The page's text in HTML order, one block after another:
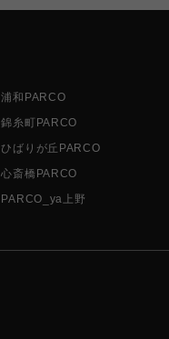
浦和PARCO
錦糸町PARCO
ひばりが丘PARCO
心斎橋PARCO
PARCO_ya上野